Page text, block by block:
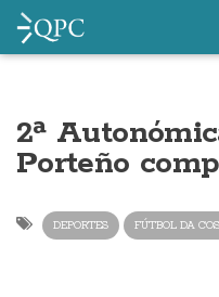
2ª
Porteño
DEPORTES FÚTBOL DA